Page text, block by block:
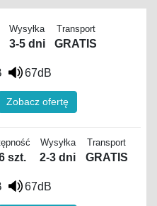
Wysyłka
3-5 dni
Transport
GRATIS
67dB
Zobacz ofertę
szt.
Wysyłka
2-3 dni
Transport
GRATIS
67dB